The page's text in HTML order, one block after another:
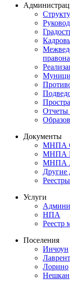
Отчеты
Документы
МНПА
МНПА
МНПА
Другие
Услуги
НПА
Реестр
Поселения
Инчоун
Лорино
Нешкан